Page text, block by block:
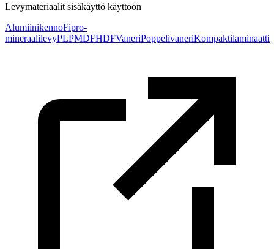
Levymateriaalit sisäkäyttö käyttöön
AlumiinikennoFipro-
mineraalilevyPLPMDFHDFVaneriPoppelivaneriKompaktilaminaatti